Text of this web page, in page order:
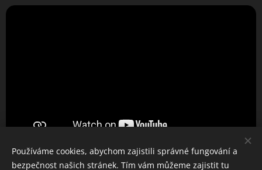
Používáme cookies, abychom zajistili správné fungování a
bezpečnost našich stránek. Tím vám můžeme zajistit tu